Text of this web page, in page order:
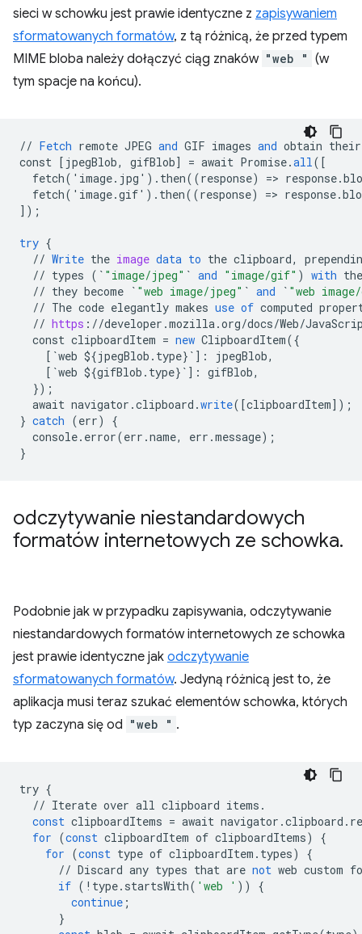
sieci w schowku jest prawie identyczne z zapisywaniem
sformatowanych formatów, z tą różnicą, że przed typem
MIME bloba należy dołączyć ciąg znaków "web " (w
tym spacje na końcu).
// Fetch remote JPEG and GIF images and obtain their
const [ jpegBlob, gifBlob] = await Promise.all( [
fetch('image.jpg').then((response) =>
fetch('image.gif').then((response) =>
] );
try {
// Write the image data to the clipboard,
// types ( ` "image/jpeg" ` and "image/gif" ) with the
// they become ` "web image/jpeg" ` and ` "web
// The code elegantly makes use of computed
// https : //developer .mozilla.org/docs/Web/
const clipboardItem = new ClipboardItem({
[ `web ${jpegBlob.type}` ] : jpegBlob,
[ `web ${gifBlob.type}` ] : gifBlob,
});
await navigator .clipboard .write( [clipboardItem] );
} catch (err)
{
console. error(err .name, err .message);
}
odczytywanie niestandardowych
formatów internetowych ze schowka.
Podobnie jak w przypadku zapisywania, odczytywanie
niestandardowych formatów internetowych ze schowka
jest prawie identyczne jak odczytywanie
sformatowanych formatów. Jedyną różnicą jest to, że
aplikacja musi teraz szukać elementów schowka, których
typ zaczyna się od "web " .
try {
// Iterate over all clipboard items .
const clipboardItems = await navigator .clipboard .
for (const clipboardItem of clipboardItems)
{
for (const type of clipboardItem . types)
{
// Discard any types that are not web custom
if ( ! type. startsWith( 'web ' ))
{
continue ;
}